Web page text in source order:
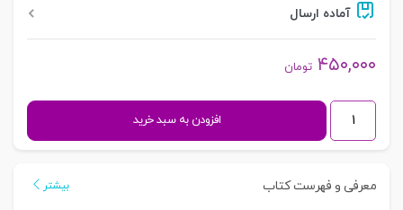
آماده ارسال
۴۵۰,۰۰۰ تومان
وکلای
جوان
(جلد
افزودن به سبد خرید
معرفی و فهرست کتاب بیشتر